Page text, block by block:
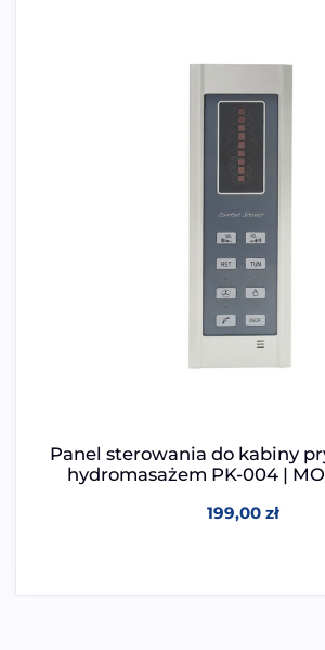
Panel sterowania do kabiny
hydromasażem PK-004 |
199,00 zł